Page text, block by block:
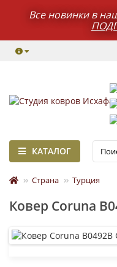
Все новинки в
КАТАЛОГ
Страна Турция
Ковер Coruna